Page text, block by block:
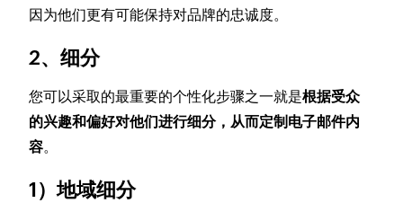
因为他们更有可能保持对品牌的忠诚度。
2、细分
您可以采取的最重要的个性化步骤之一就是根据受众
的兴趣和偏好对他们进行细分，从而定制电子邮件内
容。
1）地域细分